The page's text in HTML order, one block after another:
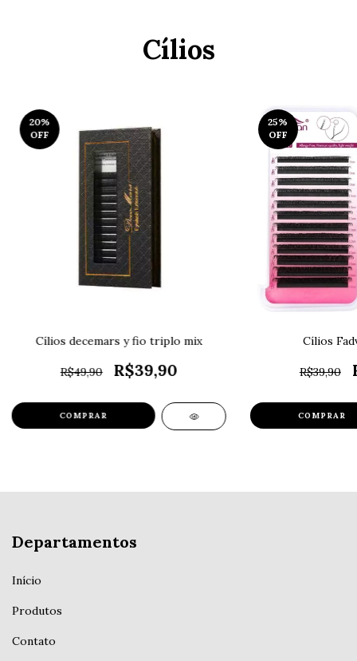
Cílios
20%
OFF
Cílios decemars y fio triplo mix
R$49,90 R$39,90
COMPRAR
25%
OFF
Cílios
R$39,90
COMPRAR
Departamentos
Início
Produtos
Contato